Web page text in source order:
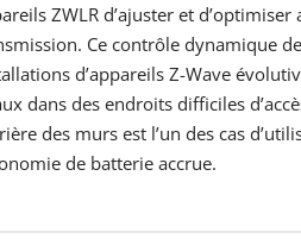
ZWLR d’ajuster et
Ce contrôle dynamique
d’appareils Z-Wave
dans des endroits difficiles
des murs est l’un des cas
de batterie accrue.